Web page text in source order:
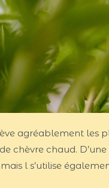
agréablement les
chèvre chaud.
l s’utilise